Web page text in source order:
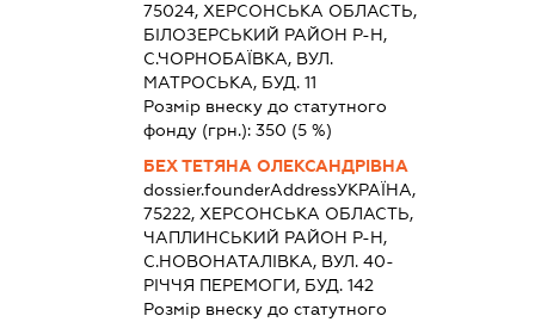
75024, ХЕРСОНСЬКА ОБЛАСТЬ,
БIЛОЗЕРСЬКИЙ РАЙОН Р-Н,
С.ЧОРНОБАЇВКА, ВУЛ.
МАТРОСЬКА, БУД. 11
Розмір внеску до статутного
фонду (грн.):350 (5 %)
БЕХ ТЕТЯНА ОЛЕКСАНДРІВНА
dossier.founderAddressУКРАЇНА,
75222, ХЕРСОНСЬКА ОБЛАСТЬ,
ЧАПЛИНСЬКИЙ РАЙОН Р-Н,
С.НОВОНАТАЛІВКА, ВУЛ. 40-
РІЧЧЯ ПЕРЕМОГИ, БУД. 142
Розмір внеску до статутного